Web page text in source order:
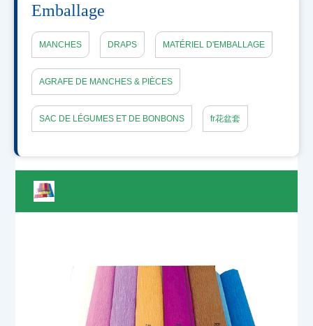
Emballage
MANCHES DRAPS MATÉRIEL D'EMBALLAGE
AGRAFE DE MANCHES & PIÈCES
SAC DE LÉGUMES ET DE BONBONS fr花盆套